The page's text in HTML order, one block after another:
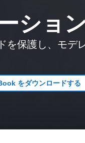
ショ
を保護し、モデ
をダウンロードする